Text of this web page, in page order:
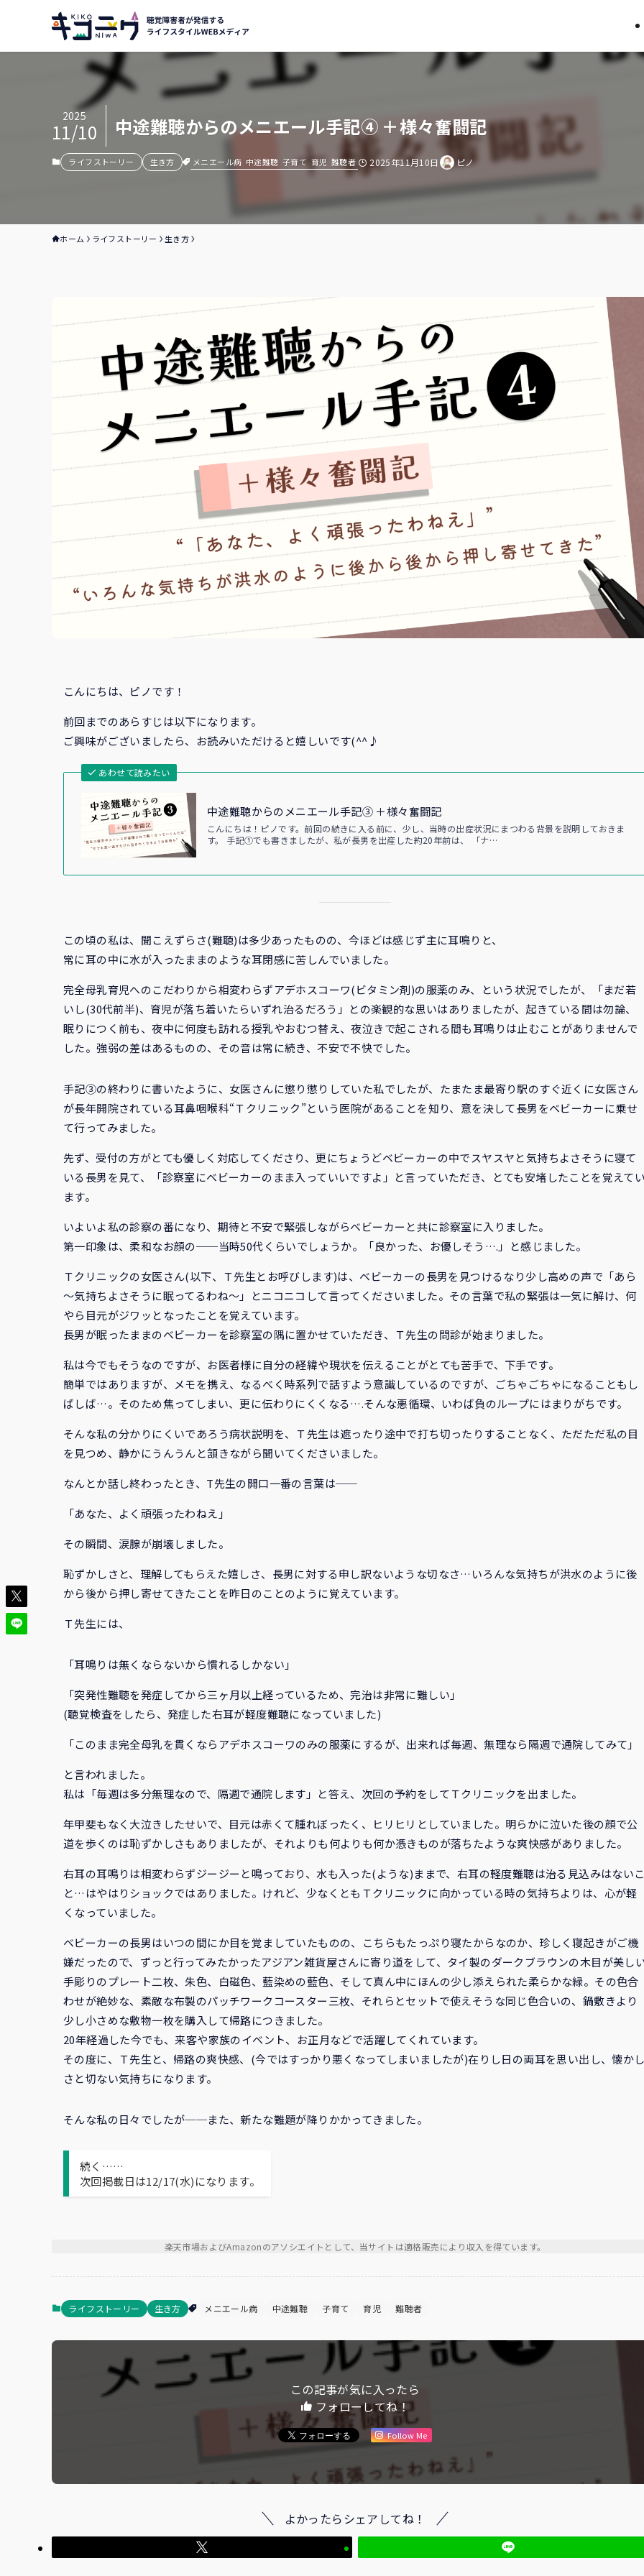
中途難聴からのメニエール手記④ ＋様々奮闘記
2025
11/10
ライフストーリー 生き方 メニエール病 中途難聴 子育て 育児 難聴者 2025年11月10日 ピノ
ホーム ライフストーリー 生き方
こんにちは、ピノです！
前回までのあらすじは以下になります。
ご興味がございましたら、お読みいただけると嬉しいです(^^♪
あわせて読みたい
中途難聴からのメニエール手記③ ＋様々奮闘記
こんにちは！ピノです。前回の続きに入る前に、少し、当時の出産状況にまつわる背景を説明しておきま
す。 手記①でも書きましたが、私が長男を出産した約20年前は、 「ナ…
この頃の私は、聞こえずらさ(難聴)は多少あったものの、今ほどは感じず主に耳鳴りと、
常に耳の中に水が入ったままのような耳閉感に苦しんでいました。
完全母乳育児へのこだわりから相変わらずアデホスコーワ(ビタミン剤)の服薬のみ、という状況でしたが、「まだ若
いし(30代前半)、育児が落ち着いたらいずれ治るだろう」との楽観的な思いはありましたが、起きている間は勿論、
眠りにつく前も、夜中に何度も訪れる授乳やおむつ替え、夜泣きで起こされる間も耳鳴りは止むことがありませんで
した。強弱の差はあるものの、その音は常に続き、不安で不快でした。
手記③の終わりに書いたように、女医さんに懲り懲りしていた私でしたが、たまたま最寄り駅のすぐ近くに女医さん
が長年開院されている耳鼻咽喉科“Ｔクリニック”という医院があることを知り、意を決して長男をベビーカーに乗せ
て行ってみました。
先ず、受付の方がとても優しく対応してくださり、更にちょうどベビーカーの中でスヤスヤと気持ちよさそうに寝て
いる長男を見て、「診察室にベビーカーのまま入っていいですよ」と言っていただき、とても安堵したことを覚えて
ます。
いよいよ私の診察の番になり、期待と不安で緊張しながらベビーカーと共に診察室に入りました。
第一印象は、柔和なお顔の──当時50代くらいでしょうか。「良かった、お優しそう….」と感じました。
Ｔクリニックの女医さん(以下、Ｔ先生とお呼びします)は、ベビーカーの長男を見つけるなり少し高めの声で「あら
～気持ちよさそうに眠ってるわね～」とニコニコして言ってくださいました。その言葉で私の緊張は一気に解け、何
やら目元がジワッとなったことを覚えています。
長男が眠ったままのベビーカーを診察室の隅に置かせていただき、Ｔ先生の問診が始まりました。
私は今でもそうなのですが、お医者様に自分の経緯や現状を伝えることがとても苦手で、下手です。
簡単ではありますが、メモを携え、なるべく時系列で話すよう意識しているのですが、ごちゃごちゃになることもし
ばしば…。そのため焦ってしまい、更に伝わりにくくなる….そんな悪循環、いわば負のループにはまりがちです。
そんな私の分かりにくいであろう病状説明を、Ｔ先生は遮ったり途中で打ち切ったりすることなく、ただただ私の目
を見つめ、静かにうんうんと頷きながら聞いてくださいました。
なんとか話し終わったとき、T先生の開口一番の言葉は──
「あなた、よく頑張ったわねえ」
その瞬間、涙腺が崩壊しました。
恥ずかしさと、理解してもらえた嬉しさ、長男に対する申し訳ないような切なさ…いろんな気持ちが洪水のように後
から後から押し寄せてきたことを昨日のことのように覚えています。
Ｔ先生には、
「耳鳴りは無くならないから慣れるしかない」
「突発性難聴を発症してから三ヶ月以上経っているため、完治は非常に難しい」
(聴覚検査をしたら、発症した右耳が軽度難聴になっていました)
「このまま完全母乳を貫くならアデホスコーワのみの服薬にするが、出来れば毎週、無理なら隔週で通院してみて」
と言われました。
私は「毎週は多分無理なので、隔週で通院します」と答え、次回の予約をしてＴクリニックを出ました。
年甲斐もなく大泣きしたせいで、目元は赤くて腫れぼったく、ヒリヒリとしていました。明らかに泣いた後の顔で公
道を歩くのは恥ずかしさもありましたが、それよりも何よりも何か憑きものが落ちたような爽快感がありました。
右耳の耳鳴りは相変わらずジージーと鳴っており、水も入った(ような)ままで、右耳の軽度難聴は治る見込みはない
と…はやはりショックではありました。けれど、少なくともＴクリニックに向かっている時の気持ちよりは、心が軽
くなっていました。
ベビーカーの長男はいつの間にか目を覚ましていたものの、こちらもたっぷり寝たからなのか、珍しく寝起きがご機
嫌だったので、ずっと行ってみたかったアジアン雑貨屋さんに寄り道をして、タイ製のダークブラウンの木目が美し
手彫りのプレート二枚、朱色、白磁色、藍染めの藍色、そして真ん中にほんの少し添えられた柔らかな緑。その色合
わせが絶妙な、素敵な布製のパッチワークコースター三枚、それらとセットで使えそうな同じ色合いの、鍋敷きより
少し小さめな敷物一枚を購入して帰路につきました。
20年経過した今でも、来客や家族のイベント、お正月などで活躍してくれています。
その度に、Ｔ先生と、帰路の爽快感、(今ではすっかり悪くなってしまいましたが)在りし日の両耳を思い出し、懐か
さと切ない気持ちになります。
そんな私の日々でしたが──また、新たな難題が降りかかってきました。
続く……
次回掲載日は12/17(水)になります。
楽天市場およびAmazonのアソシエイトとして、当サイトは適格販売により収入を得ています。
ライフストーリー 生き方 メニエール病 中途難聴 子育て 育児 難聴者
この記事が気に入ったら
フォローしてね！
Follow Me
よかったらシェアしてね！